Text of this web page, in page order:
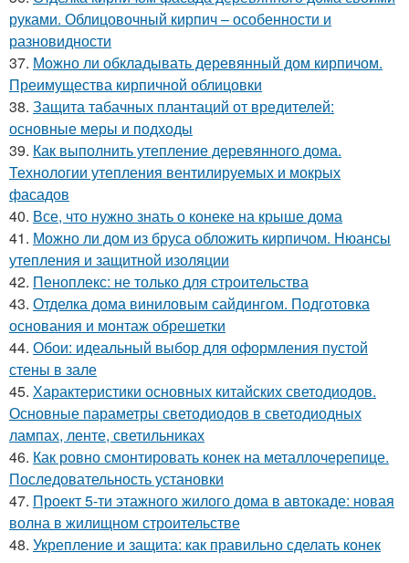
руками. Облицовочный кирпич – особенности и
разновидности
37. Можно ли обкладывать деревянный дом кирпичом.
Преимущества кирпичной облицовки
38. Защита табачных плантаций от вредителей:
основные меры и подходы
39. Как выполнить утепление деревянного дома.
Технологии утепления вентилируемых и мокрых
фасадов
40. Все, что нужно знать о конеке на крыше дома
41. Можно ли дом из бруса обложить кирпичом. Нюансы
утепления и защитной изоляции
42. Пеноплекс: не только для строительства
43. Отделка дома виниловым сайдингом. Подготовка
основания и монтаж обрешетки
44. Обои: идеальный выбор для оформления пустой
стены в зале
45. Характеристики основных китайских светодиодов.
Основные параметры светодиодов в светодиодных
лампах, ленте, светильниках
46. Как ровно смонтировать конек на металлочерепице.
Последовательность установки
47. Проект 5-ти этажного жилого дома в автокаде: новая
волна в жилищном строительстве
48. Укрепление и защита: как правильно сделать конек